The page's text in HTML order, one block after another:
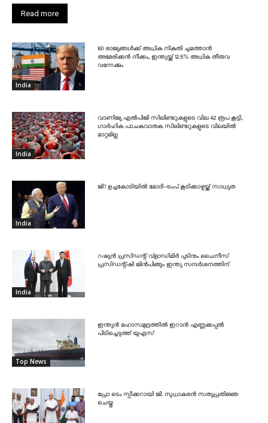
Read more
India
60 രാജ്യങ്ങൾക്ക് അധിക നികുതി ചുമത്താൻ
അമേരിക്കൻ നീക്കം, ഇന്ത്യയ്ക്ക് 12.5% അധിക തീരുവ
വന്നേക്കും
India
വാണിജ്യ എൽപിജി സിലിണ്ടറുകളുടെ വില 42 രൂപ കൂട്ടി,
ഗാർഹിക പാചകവാതക സിലിണ്ടറുകളുടെ വിലയിൽ
മാറ്റമില്ല
India
ജി7 ഉച്ചകോടിയിൽ മോദി-ട്രംപ് കൂടിക്കാഴ്ചയ്ക്ക് സാധ്യത
India
റഷ്യൻ പ്രസിഡന്റ് വ്‌ളാഡിമിർ പുടിനും ചൈനീസ്
പ്രസിഡന്റ്ഷി ജിൻപിങ്ങും ഇന്ത്യ സന്ദർശനത്തിന്
Top News
ഇന്ത്യൻ മഹാസമുദ്രത്തിൽ ഇറാൻ എണ്ണക്കപ്പൽ
പിടിച്ചെടുത്ത് യുഎസ്
പ്രോ ടെം സ്പീക്കറായി ജി. സുധാകരൻ സത്യപ്രതിജ്ഞ
ചെയ്തു